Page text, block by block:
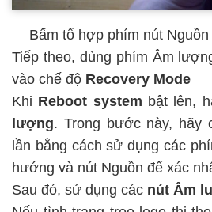
Bấm tổ hợp phím nút
Tiếp theo, dùng phím Âm
vào chế độ Recovery Mode
Khi Reboot system bật lên,
lượng. Trong bước này, hãy
lần bằng cách sử dụng các
hướng và nút Nguồn để xác
Sau đó, sử dụng các nút Âm